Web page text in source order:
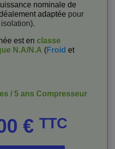
nominale de
adaptée pour
est en classe
N.A/N.A (Froid et
/ 5 ans Compresseur
€ TTC